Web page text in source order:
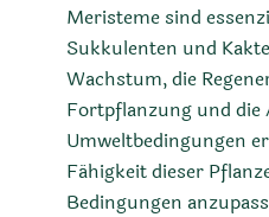
Meristeme sind
Sukkulenten und
Wachstum, die
Fortpflanzung und die
Umweltbedingungen
Fähigkeit dieser
Bedingungen